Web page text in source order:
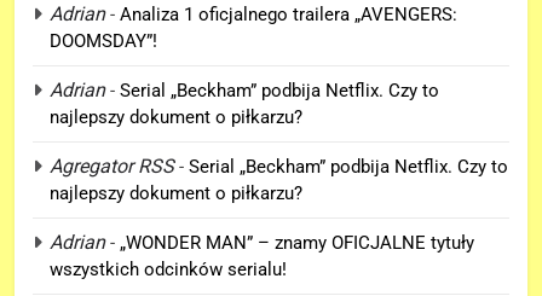
Adrian- Analiza 1 oficjalnego trailera „AVENGERS:
DOOMSDAY”!
Adrian- Serial „Beckham” podbija Netflix. Czy to
najlepszy dokument o piłkarzu?
Agregator RSS- Serial „Beckham” podbija Netflix. Czy to
najlepszy dokument o piłkarzu?
Adrian- „WONDER MAN” – znamy OFICJALNE tytuły
wszystkich odcinków serialu!
5. sezon „THE WITCHER” na
Netflix NIE zadebiutuje w 2026
roku!
SERIALE
6
Co naprawdę wydarzyło się na